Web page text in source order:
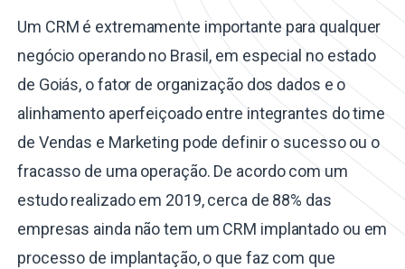
Um CRM é extremamente importante para qualquer
negócio operando no Brasil, em especial no estado
de Goiás, o fator de organização dos dados e o
alinhamento aperfeiçoado entre integrantes do time
de Vendas e Marketing pode definir o sucesso ou o
fracasso de uma operação. De acordo com um
estudo realizado em 2019, cerca de 88% das
empresas ainda não tem um CRM implantado ou em
processo de implantação, o que faz com que